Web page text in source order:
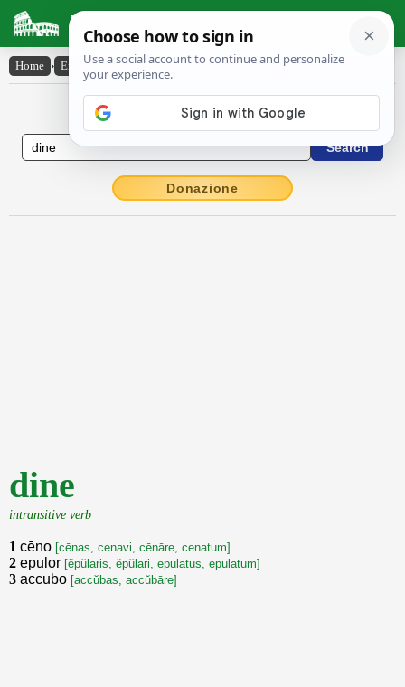
Latin Dictionary
Home › English-Latin › dine
English to Latin Dictionary
Donazione
dine
intransitive verb
1 cēno [cēnas, cenavi, cēnāre, cenatum]
2 epulor [ěpŭlāris, ěpŭlāri, epulatus, epulatum]
3 accubo [accŭbas, accŭbāre]